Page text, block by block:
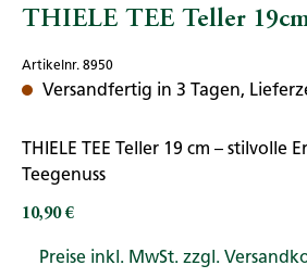
THIELE TEE Teller 19cm
Artikelnr. 8950
Versandfertig in 3 Tagen,
THIELE TEE Teller 19 cm – stilvolle
Teegenuss
Regulärer Preis:
10,90 €
Preise inkl. MwSt. zzgl.